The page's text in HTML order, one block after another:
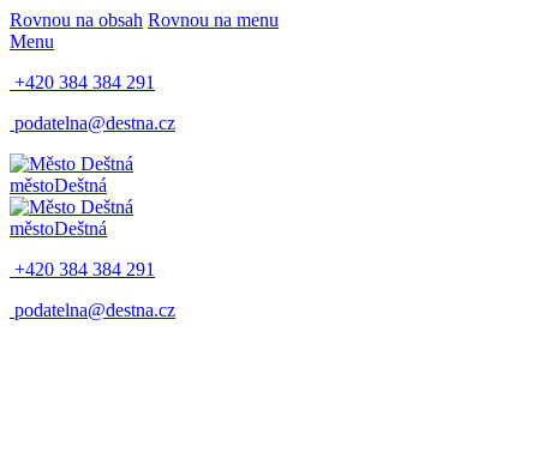
Rovnou na obsah Rovnou na menu
Menu
+420 384 384 291
podatelna@destna.cz
městoDeštná
městoDeštná
+420 384 384 291
podatelna@destna.cz